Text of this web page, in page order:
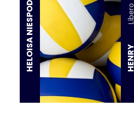
HELOISA NIESPODZINSKI HENRY
Líbero